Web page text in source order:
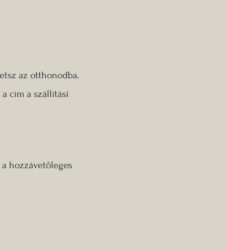
az otthonodba.
cím a szállítási
hozzávetőleges